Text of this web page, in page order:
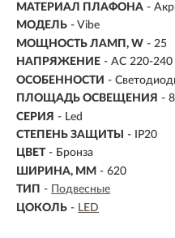
МАТЕРИАЛ ПЛАФОНА -
МОДЕЛЬ - Vibe
МОЩНОСТЬ ЛАМП, W - 25
НАПРЯЖЕНИЕ - AC 220-240
ОСОБЕННОСТИ -
ПЛОЩАДЬ ОСВЕЩЕНИЯ -
СЕРИЯ - Led
СТЕПЕНЬ ЗАЩИТЫ
- IP20
ЦВЕТ - Бронза
ШИРИНА, ММ - 620
ТИП -
Подвесные
ЦОКОЛЬ - LED